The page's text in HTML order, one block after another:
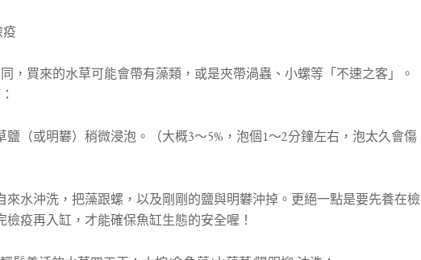
疫
，買來的水草可能會帶有藻類，或是夾帶渦蟲、小螺等「不速之客」。
鹽（或明礬）稍微浸泡。（大概3～5%，泡個1～2分鐘左右，泡太久會傷
來水沖洗，把藻跟螺，以及剛剛的鹽與明礬沖掉。更絕一點是要先養在檢
疫再入缸，才能確保魚缸生態的安全喔！